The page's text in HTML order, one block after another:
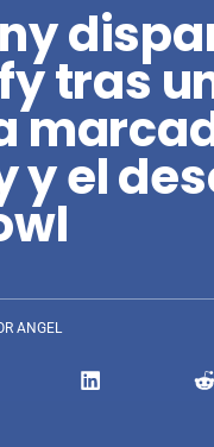
tras
y el
ANGEL